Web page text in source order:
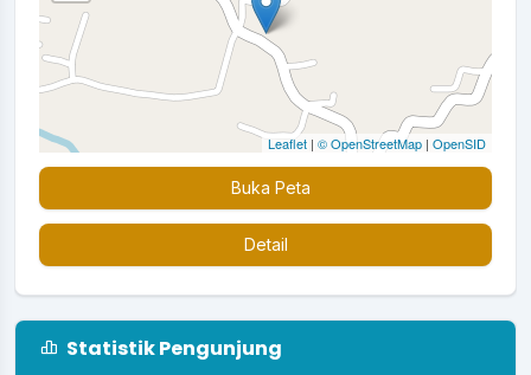
Leaflet | © OpenStreetMap | OpenSID
Buka Peta
Detail
Statistik Pengunjung